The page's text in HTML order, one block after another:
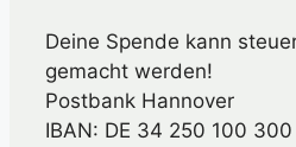
Deine Spende kann
gemacht werden!
Postbank Hannover
IBAN: DE 34 250 100